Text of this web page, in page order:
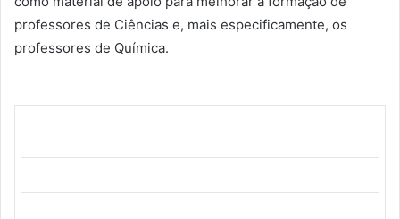
professores de Ciências e, mais especificamente, os
professores de Química.